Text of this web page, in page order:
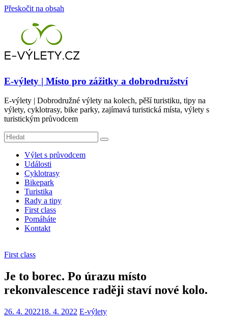
Přeskočit na obsah
E-výlety | Místo pro zážitky a dobrodružství
E-výlety | Dobrodružné výlety na kolech, pěší turistiku, tipy na
výlety, cyklotrasy, bike parky, zajímavá turistická místa, výlety s
turistickým průvodcem
Výlet s průvodcem
Události
Cyklotrasy
Bikepark
Turistika
Rady a tipy
First class
Pomáháte
Kontakt
First class
Je to borec. Po úrazu místo
rekonvalescence raději staví nové kolo.
26. 4. 202218. 4. 2022 E-výlety